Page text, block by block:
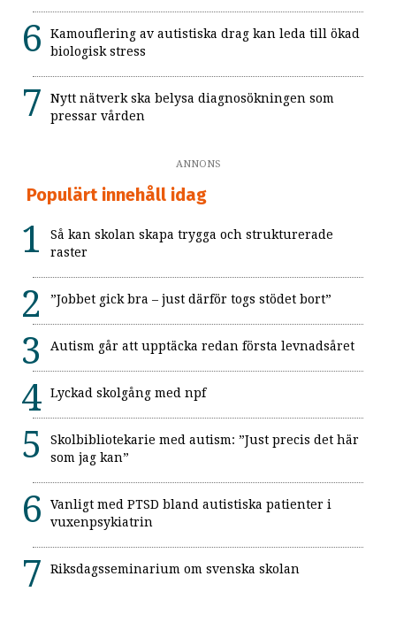
Kamouflering av autistiska drag kan leda till ökad
biologisk stress
Nytt nätverk ska belysa diagnosökningen som
pressar vården
ANNONS
Populärt innehåll idag
Så kan skolan skapa trygga och strukturerade
raster
”Jobbet gick bra – just därför togs stödet bort”
Autism går att upptäcka redan första levnadsåret
Lyckad skolgång med npf
Skolbibliotekarie med autism: ”Just precis det här
som jag kan”
Vanligt med PTSD bland autistiska patienter i
vuxenpsykiatrin
Riksdagsseminarium om svenska skolan